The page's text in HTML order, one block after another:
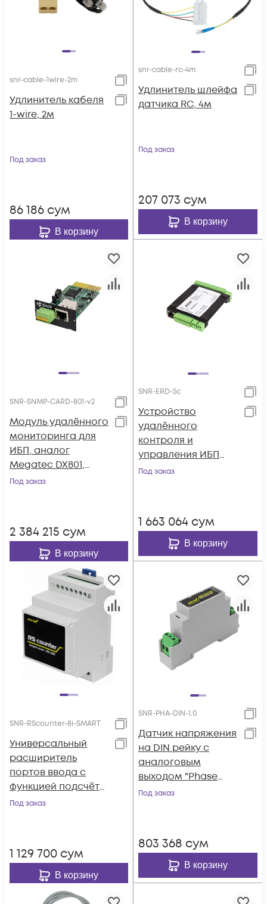
snr-cable-1wire-2m
Удлинитель кабеля
1-wire, 2м
Под заказ
86 186 сум
В корзину
snr-cable-rc-4m
Удлинитель шлейфа
датчика RC, 4м
Под заказ
207 073 сум
В корзину
SNR-SNMP-CARD-801-v2
Модуль удалённого
мониторинга для
ИБП, аналог
Megatec DX801,
версия 2
Под заказ
2 384 215 сум
В корзину
SNR-ERD-5c
Устройство
удалённого
контроля и
управления ИБП
SNR-ERD-5c
Под заказ
1 663 064 сум
В корзину
SNR-RScounter-8i-SMART
Универсальный
расширитель
портов ввода с
функцией подсчёта
импульсов, RS485
Под заказ
1 129 700 сум
В корзину
SNR-PHA-DIN-1.0
Датчик напряжения
на DIN рейку с
аналоговым
выходом "Phase
Analyser-DIN"
Под заказ
803 368 сум
В корзину